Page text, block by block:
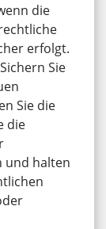
die
erfolgt.
Sie
Sie die
die
und halten